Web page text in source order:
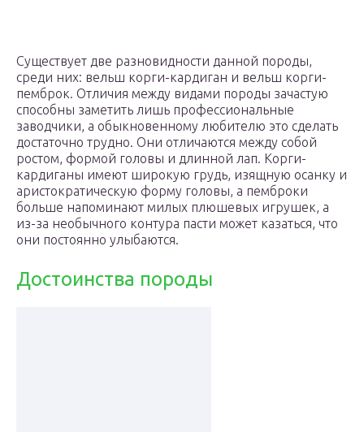
Существует две разновидности данной породы,
среди них: вельш корги-кардиган и вельш корги-
пемброк. Отличия между видами породы зачастую
способны заметить лишь профессиональные
заводчики, а обыкновенному любителю это сделать
достаточно трудно. Они отличаются между собой
ростом, формой головы и длинной лап. Корги-
кардиганы имеют широкую грудь, изящную осанку и
аристократическую форму головы, а пемброки
больше напоминают милых плюшевых игрушек, а
из-за необычного контура пасти может казаться, что
они постоянно улыбаются.
Достоинства породы